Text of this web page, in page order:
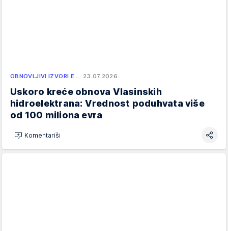
OBNOVLJIVI IZVORI E… 23.07.2026.
Uskoro kreće obnova Vlasinskih
hidroelektrana: Vrednost poduhvata više
od 100 miliona evra
Komentariši